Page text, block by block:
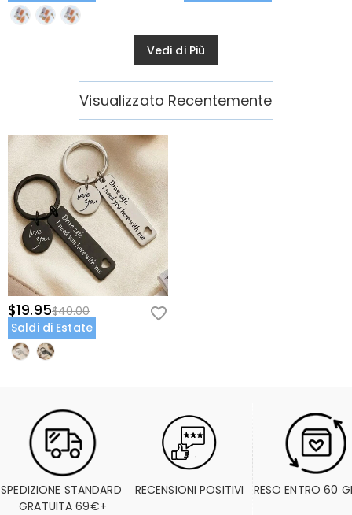
Vedi di Più
Visualizzato Recentemente
$19.95$40.00
Saldi di Estate
SPEDIZIONE STANDARD
GRATUITA 69€+
RECENSIONI POSITIVI RESO ENTRO 60